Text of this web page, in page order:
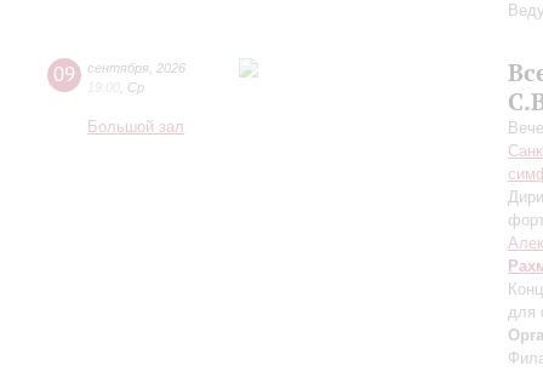
09 сентября 2026
19:00 Ср
Большой зал
для